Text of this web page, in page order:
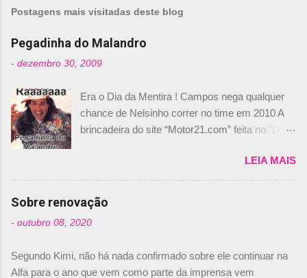
Postagens mais visitadas deste blog
Pegadinha do Malandro
- dezembro 30, 2009
Era o Dia da Mentira ! Campos nega qualquer
chance de Nelsinho correr no time em 2010 A
brincadeira do site “Motor21.com” feita no "Día
de abril –, afirmando que Nelson Piquet havia
comprado 15% das ações da Campos, dando,
com isso, um lugar no time a Nelsinho Piquet,
foi esclarecida de uma vez por todas por
Daniele Audetto, diretor da escuderia. O
não será o companheiro de Bruno Senna em
LEIA MAIS
Sobre renovação
- outubro 08, 2020
Segundo Kimi, não há nada confirmado sobre ele continuar na
Alfa para o ano que vem como parte da imprensa vem